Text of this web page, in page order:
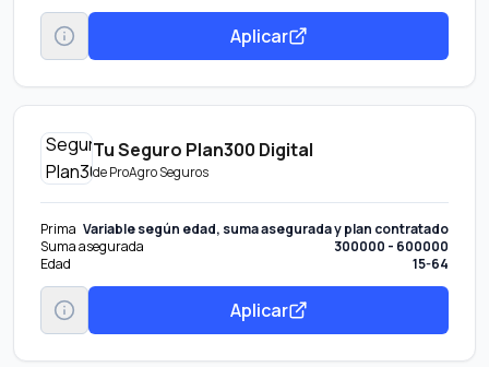
Aplicar
Tu Seguro Plan300 Digital
deProAgro Seguros
Prima Variable según edad, suma asegurada y plan contratado
Suma asegurada
300000 - 600000
Edad
15-64
Aplicar